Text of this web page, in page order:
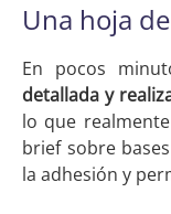
Una hoja
En pocos
detallada y
lo que
brief sobre
la adhesión y